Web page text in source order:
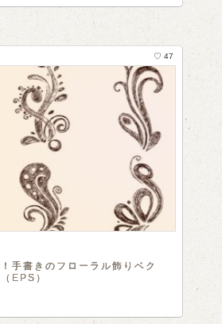
手書きのフローラル飾りベク
EPS）
♡ 47